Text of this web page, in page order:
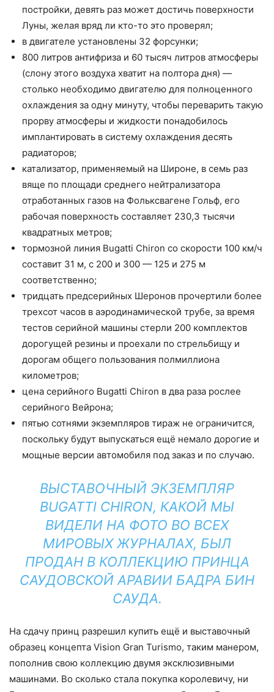
постройки, девять раз может достичь поверхности
Луны, желая вряд ли кто-то это проверял;
в двигателе установлены 32 форсунки;
800 литров антифриза и 60 тысяч литров атмосферы
(слону этого воздуха хватит на полтора дня) —
столько необходимо двигателю для полноценного
охлаждения за одну минуту, чтобы переварить такую
прорву атмосферы и жидкости понадобилось
имплантировать в систему охлаждения десять
радиаторов;
катализатор, применяемый на Широне, в семь раз
вяще по площади среднего нейтрализатора
отработанных газов на Фольксвагене Гольф, его
рабочая поверхность составляет 230,3 тысячи
квадратных метров;
тормозной линия Bugatti Chiron со скорости 100 км/ч
составит 31 м, с 200 и 300 — 125 и 275 м
соответственно;
тридцать предсерийных Шеронов прочертили более
трехсот часов в аэродинамической трубе, за время
тестов серийной машины стерли 200 комплектов
дорогущей резины и проехали по стрельбищу и
дорогам общего пользования полмиллиона
километров;
цена серийного Bugatti Chiron в два раза рослее
серийного Вейрона;
пятью сотнями экземпляров тираж не ограничится,
поскольку будут выпускаться ещё немало дорогие и
мощные версии автомобиля под заказ и по случаю.
ВЫСТАВОЧНЫЙ ЭКЗЕМПЛЯР
BUGATTI CHIRON, КАКОЙ МЫ
ВИДЕЛИ НА ФОТО ВО ВСЕХ
МИРОВЫХ ЖУРНАЛАХ, БЫЛ
ПРОДАН В КОЛЛЕКЦИЮ ПРИНЦА
САУДОВСКОЙ АРАВИИ БАДРА БИН
САУДА.
На сдачу принц разрешил купить ещё и выставочный
образец концепта Vision Gran Turismo, таким манером,
пополнив свою коллекцию двумя эксклюзивными
машинами. Во сколько стала покупка королевичу, ни